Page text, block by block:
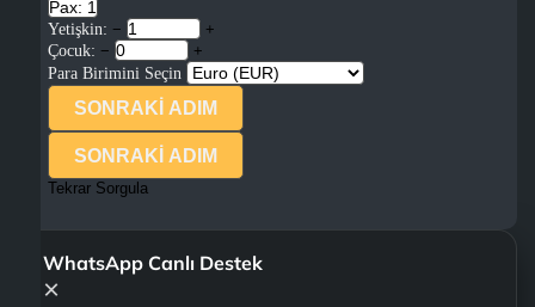
Pax: 1
Yetişkin: −
+
Çocuk: −
+
Para Birimini Seçin
SONRAKİ ADIM
SONRAKİ ADIM
Tekrar Sorgula
WhatsApp Canlı Destek
×